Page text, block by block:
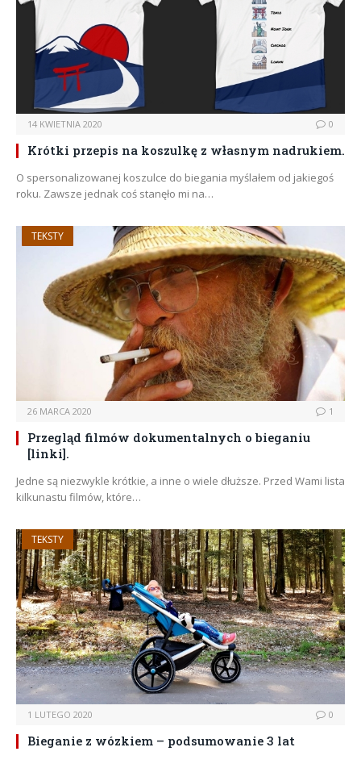
14 KWIETNIA 2020 0
Krótki przepis na koszulkę z własnym nadrukiem.
O spersonalizowanej koszulce do biegania myślałem od jakiegoś
roku. Zawsze jednak coś stanęło mi na…
TEKSTY
26 MARCA 2020 1
Przegląd filmów dokumentalnych o bieganiu
[linki].
Jedne są niezwykle krótkie, a inne o wiele dłuższe. Przed Wami lista
kilkunastu filmów, które…
TEKSTY
1 LUTEGO 2020 0
Bieganie z wózkiem – podsumowanie 3 lat